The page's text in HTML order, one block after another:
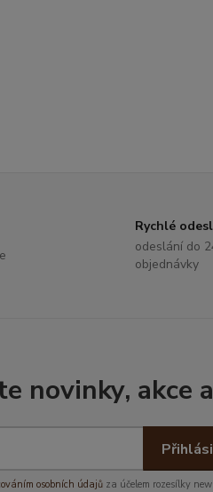
Rychlé
odeslání do
objednávky
novinky, akce
osobních údajůza účelem rozesílky